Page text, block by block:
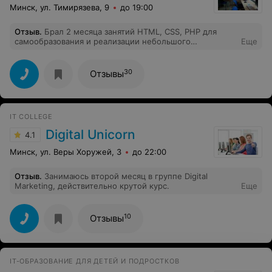
Минск, ул. Тимирязева, 9 до 19:00
Отзыв. Брал 2 месяца занятий HTML, CSS, PHP для
самообразования и реализации небольшого
сотрудников на работе. До этого с версткой сайтов
никогда не соприкасался. Курсом остался доволен,
хотя первое время казалось немного необычным, что
обучение проходит не в форме лекций, а при помощи
индивидуальной работы по принципу: прослушал
итоге такая организация работы показалась более
полезной, и к тому же все наработки можно было
забирать с собой для личного пользования. В планах
поставил себе продолжить обучение, взяв курсы по
JavaScript и Ruby on Rails в следующем году. Большое
Еще
Отзывы30
IT COLLEGE
4.1 Digital Unicorn
Минск, ул. Веры Хоружей, 3 до 22:00
Отзыв. Занимаюсь второй месяц в группе Digital
Marketing, действительно крутой курс.
Еще
Отзывы10
IT-ОБРАЗОВАНИЕ ДЛЯ ДЕТЕЙ И ПОДРОСТКОВ